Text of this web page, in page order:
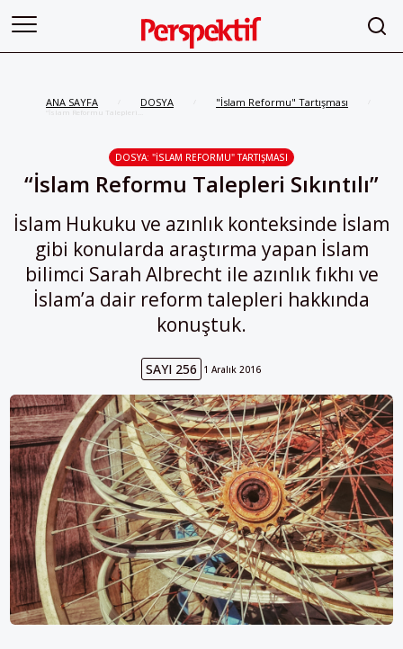
ANA SAYFA DOSYA "İslam Reformu" Tartışması
“İslam Reformu Talepleri
DOSYA: "İSLAM REFORMU" TARTIŞMASI
“İslam Reformu Talepleri Sıkıntılı”
İslam Hukuku ve azınlık konteksinde İslam
gibi konularda araştırma yapan İslam
bilimci Sarah Albrecht ile azınlık fıkhı ve
İslam’a dair reform talepleri hakkında
konuştuk.
SAYI 256 1 Aralık 2016